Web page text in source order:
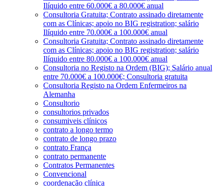
Ilíquido entre 60.000€ a 80.000€ anual
Consultoria Gratuita; Contrato assinado diretamente
com as Clínicas; apoio no BIG registration; salário
Ilíquido entre 70.000€ a 100.000€ anual
Consultoria Gratuita; Contrato assinado diretamente
com as Clínicas; apoio no BIG registration; salário
Ilíquido entre 80.000€ a 100.000€ anual
Consultoria no Registo na Ordem (BIG); Salário anual
entre 70.000€ a 100.000€; Consultoria gratuita
Consultoria Registo na Ordem Enfermeiros na
Alemanha
Consultorio
consultorios privados
consumiveis clínicos
contrato a longo termo
contrato de longo prazo
contrato França
contrato permanente
Contratos Permanentes
Convencional
coordenação clínica